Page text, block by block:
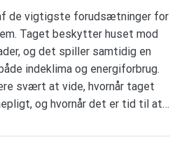
de vigtigste forudsætninger for
Taget beskytter huset mod
og det spiller samtidig en
indeklima og energiforbrug.
svært at vide, hvornår taget
og hvornår det er tid til at…